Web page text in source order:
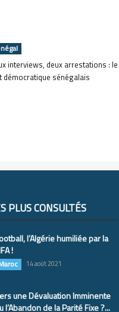
interviews, deux arrestations : le
démocratique sénégalais
PLUS CONSULTÉS
l’Algérie humiliée par la
!
14 août 2021
une Dévaluation Imminente
l’Abandon de la Parité Fixe ?...